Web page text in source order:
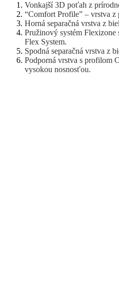
Vonkajší 3D poťah z
“Comfort Profile” – vrstva
Horná separačná vrstva z
Pružinový systém Flexizone
Flex System.
Spodná separačná vrstva z
Podporná vrstva s profilom
vysokou nosnosťou.